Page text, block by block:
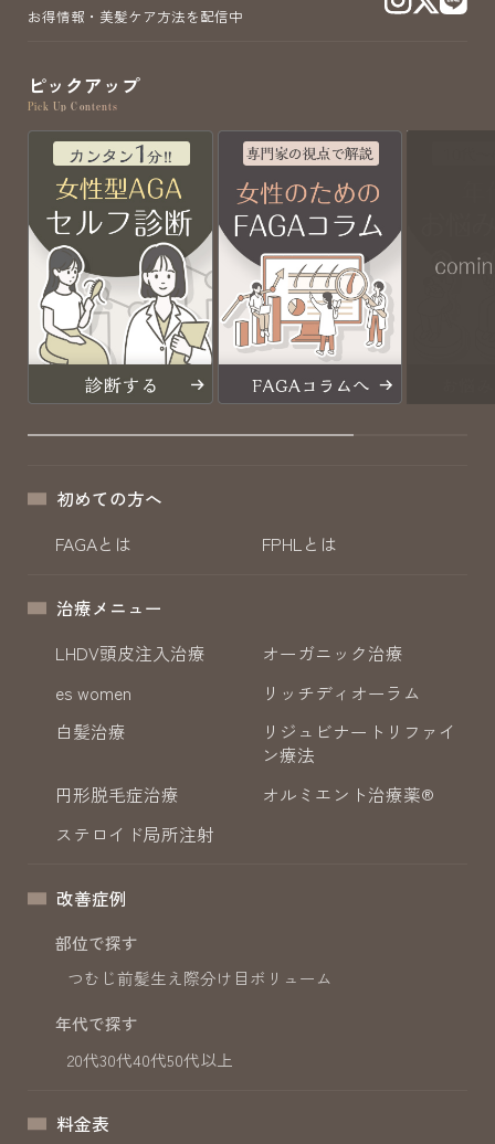
お得情報・美髪ケア方法を配信中
ピックアップ
Pick Up Contents
初めての方へ
FAGAとは
FPHLとは
治療メニュー
LHDV頭皮注入治療
オーガニック治療
es women
リッチディオーラム
白髪治療
リジュビナートリファイ
ン療法
円形脱毛症治療
オルミエント治療薬®
ステロイド局所注射
改善症例
部位で探す
つむじ前髪生え際分け目ボリューム
年代で探す
20代30代40代50代以上
料金表